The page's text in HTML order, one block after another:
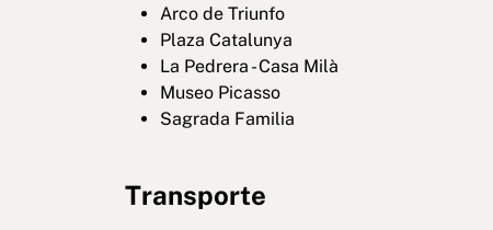
Arco de Triunfo
Plaza Catalunya
La Pedrera - Casa Milà
Museo Picasso
Sagrada Familia
Transporte